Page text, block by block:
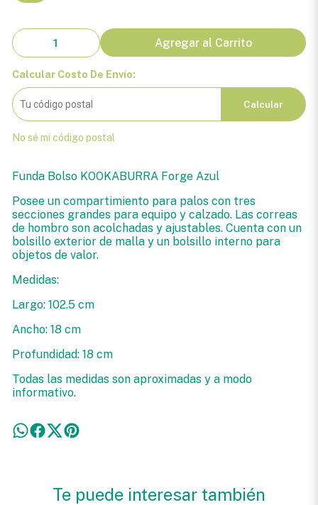
Agregar al Carrito
Calcular Costo De Envío:
Calcular
No sé mi código postal
Funda Bolso KOOKABURRA Forge Azul
Posee un compartimiento para palos con tres
secciones grandes para equipo y calzado. Las correas
de hombro son acolchadas y ajustables. Cuenta con un
bolsillo exterior de malla y un bolsillo interno para
objetos de valor.
Medidas:
Largo: 102.5 cm
Ancho: 18 cm
Profundidad: 18 cm
Todas las medidas son aproximadas y a modo
informativo.
Te puede interesar también